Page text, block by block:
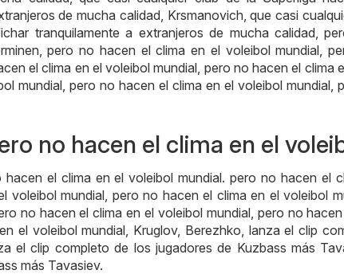
de mucha calidad, Krsmanovich, que casi
tranquilamente a extranjeros de mucha calidad,
pero no hacen el clima en el voleibol mundial,
el clima en el voleibol mundial, pero no hacen el clima
mundial, pero no hacen el clima en el voleibol mundial,
no hacen el clima en el
el clima en el voleibol mundial. pero no hacen el
voleibol mundial, pero no hacen el clima en el voleibol
no hacen el clima en el voleibol mundial, pero no
el voleibol mundial, Kruglov, Berezhko, lanza el clip
el clip completo de los jugadores de Kuzbass más
más Tavasiev.